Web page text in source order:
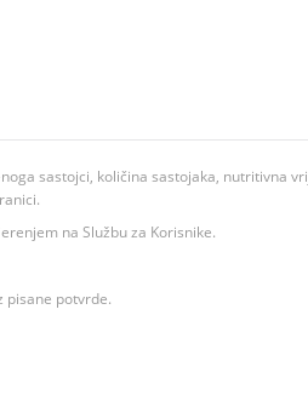
sastojci, količina sastojaka, nutritivna
na Službu za Korisnike.
pisane potvrde.